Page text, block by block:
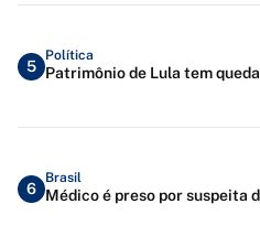
5
Política
Patrimônio de Lula tem
6
Brasil
Médico é preso por suspeita